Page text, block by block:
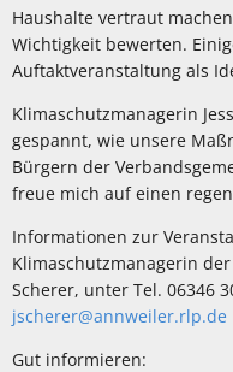
Haushalte vertraut
Wichtigkeit bewerten.
Auftaktveranstaltung als
Klimaschutzmanagerin
gespannt, wie unsere
Bürgern der
freue mich auf einen
Informationen zur
Klimaschutzmanagerin
Scherer, unter Tel. 06346
jscherer@annweiler.rlp.de
Gut informieren: